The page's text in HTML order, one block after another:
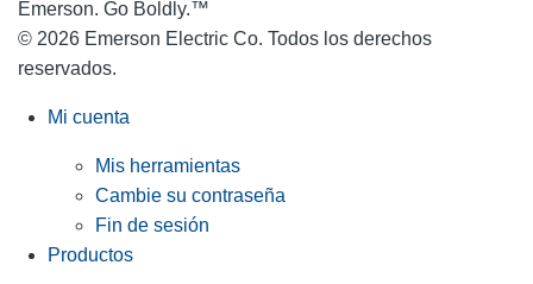
Emerson. Go Boldly.™
© 2026 Emerson Electric Co. Todos los derechos
reservados.
Mi cuenta
Mis herramientas
Cambie su contraseña
Fin de sesión
Productos